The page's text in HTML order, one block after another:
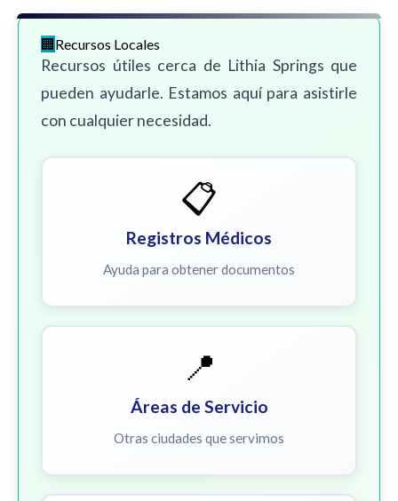
Recursos Locales
Recursos útiles cerca de Lithia Springs que
pueden ayudarle. Estamos aquí para asistirle
con cualquier necesidad.
📋
Registros Médicos
Ayuda para obtener documentos
📍
Áreas de Servicio
Otras ciudades que servimos